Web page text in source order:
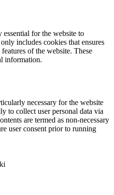
essential for the website to
includes cookies that ensures
of the website. These
information.
necessary for the website
to collect user personal data via
are termed as non-necessary
user consent prior to running